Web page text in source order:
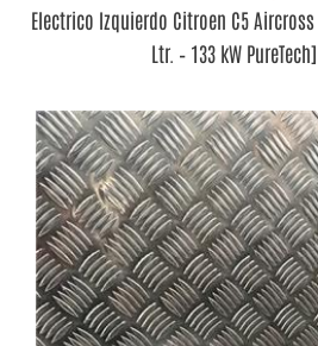
Electrico Izquierdo Citroen C5
Ltr. – 133 kW